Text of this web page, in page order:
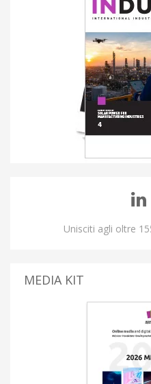
Unisciti agli oltre
MEDIA KIT